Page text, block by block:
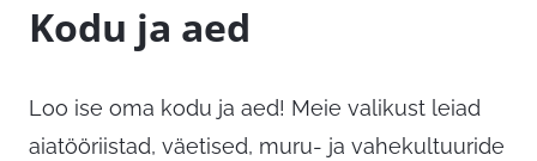
Kodu ja aed
Loo ise oma kodu ja aed! Meie valikust leiad
aiatööriistad, väetised, muru- ja vahekultuuride